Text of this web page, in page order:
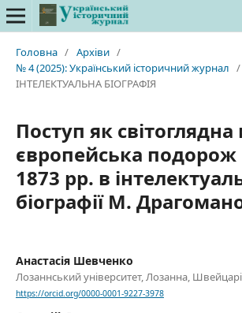
Головна / Архіви /
№ 4 (2025): Український історичний журнал /
ІНТЕЛЕКТУАЛЬНА БІОГРАФІЯ
Поступ як
європейська
1873 рр. в
біографії М.
Анастасія Шевченко
Лозаннський університет, Лозанна,
https://orcid.org/0000-0001-9227-3978